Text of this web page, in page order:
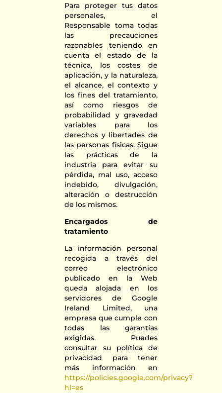
Para proteger tus datos
personales, el
Responsable toma todas
las precauciones
razonables teniendo en
cuenta el estado de la
técnica, los costes de
aplicación, y la naturaleza,
el alcance, el contexto y
los fines del tratamiento,
así como riesgos de
probabilidad y gravedad
variables para los
derechos y libertades de
las personas físicas. Sigue
las prácticas de la
industria para evitar su
pérdida, mal uso, acceso
indebido, divulgación,
alteración o destrucción
de los mismos.
Encargados de
tratamiento
La información personal
recogida a través del
correo electrónico
publicado en la Web
queda alojada en los
servidores de Google
Ireland Limited, una
empresa que cumple con
todas las garantías
exigidas. Puedes
consultar su política de
privacidad para tener
más información en
https://policies.google.com/privacy?
hl=es